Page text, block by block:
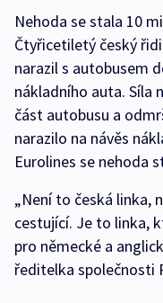
Nehoda se stala 10
Čtyřicetiletý český
narazil s autobusem
nákladního auta. Síla
část autobusu a
narazilo na návěs
Eurolines se nehoda
„Není to česká linka,
cestující. Je to linka,
pro německé a
ředitelka společnosti